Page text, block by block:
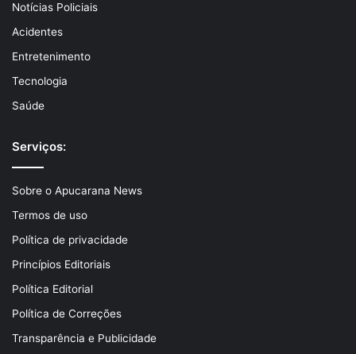
Notícias Policiais
Acidentes
Entretenimento
Tecnologia
Saúde
Serviços:
Sobre o Apucarana News
Termos de uso
Política de privacidade
Princípios Editoriais
Política Editorial
Política de Correções
Transparência e Publicidade